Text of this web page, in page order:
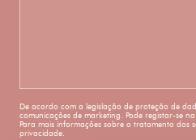
De acordo com a legislação de proteção de
comunicações de marketing. Pode registar-se
Para mais informações sobre o tratamento dos
privacidade.